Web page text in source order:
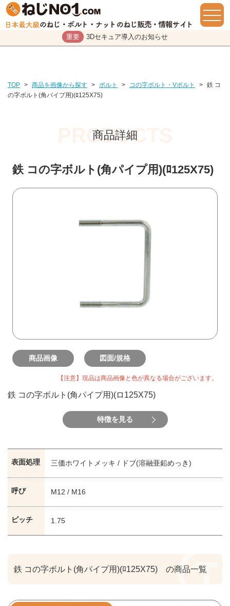
重要 3Dセキュア導入のお知らせ
TOP > 商品を画像から探す > ボルト > コの字ボルト・Vボルト > 鉄 コ
の字ボルト(角パイプ用)(ﾛ125X75)
商品詳細
鉄 コの字ボルト(角パイプ用)(ﾛ125X75)
商品画像 図面/規格
【注意】現品は商品画像と色が異なる場合がございます。
鉄 コの字ボルト(角パイプ用)(ロ125X75)
特徴を見る
表面処理 三価ホワイトメッキ / ドブ(溶融亜鉛めっき)
呼び M12 / M16
ピッチ 1.75
鉄 コの字ボルト(角パイプ用)(ﾛ125X75) の商品一覧